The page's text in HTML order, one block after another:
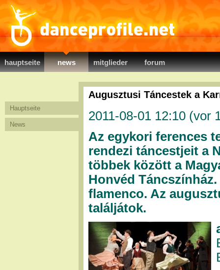
danceprofile.net
hauptseite news mitglieder forum
Hauptseite
News
Augusztusi Táncestek a
2011-08-01 12:10 (vor
Az egykori ferences
rendezi táncestjeit a
többek között a
Honvéd
flamenco. Az
találjátok.